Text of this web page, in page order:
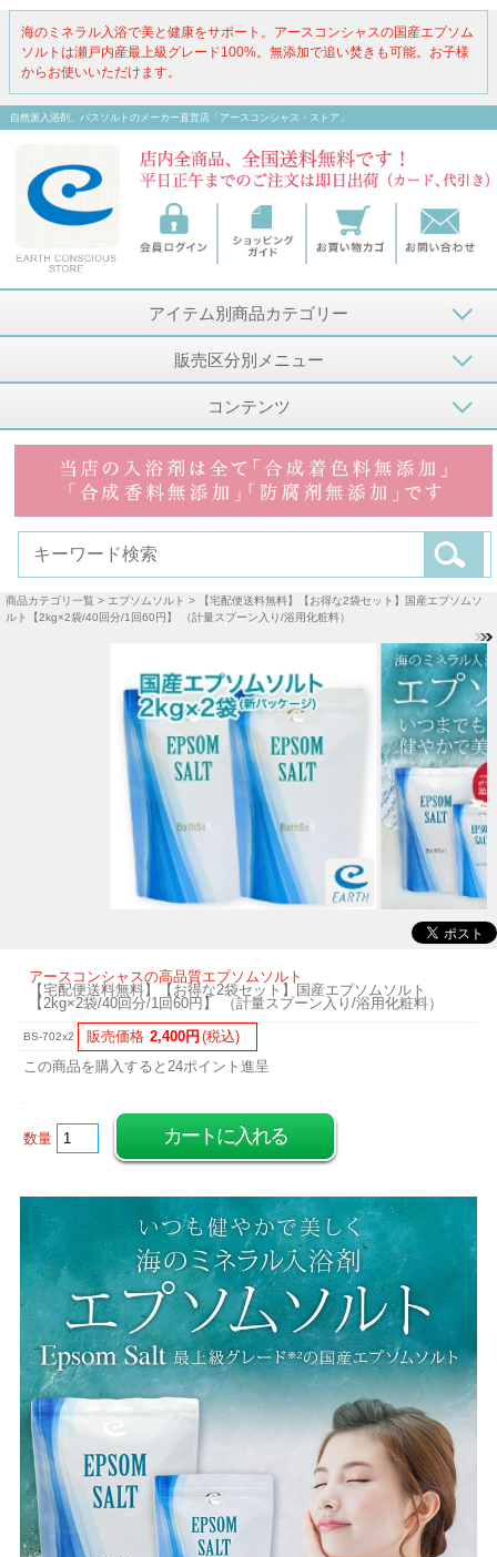
海のミネラル入浴で美と健康をサポート。アースコンシャスの国産エプソム
ソルトは瀬戸内産最上級グレード100%。無添加で追い焚きも可能。お子様
からお使いいただけます。
自然派入浴剤、バスソルトのメーカー直営店「アースコンシャス・ストア」
アイテム別商品カテゴリー
販売区分別メニュー
コンテンツ
商品カテゴリ一覧 > エプソムソルト > 【宅配便送料無料】【お得な2袋セット】国産エプソムソ
ルト【2kg×2袋/40回分/1回60円】 （計量スプーン入り/浴用化粧料）
アースコンシャスの高品質エプソムソルト
【宅配便送料無料】【お得な2袋セット】国産エプソムソルト
【2kg×2袋/40回分/1回60円】 （計量スプーン入り/浴用化粧料）
BS-702x2 販売価格 2,400円 (税込)
この商品を購入すると24ポイント進呈
数量